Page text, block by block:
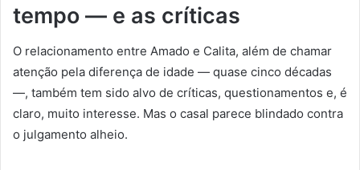
tempo — e as críticas
O relacionamento entre Amado e Calita, além de chamar
atenção pela diferença de idade — quase cinco décadas
—, também tem sido alvo de críticas, questionamentos e, é
claro, muito interesse. Mas o casal parece blindado contra
o julgamento alheio.